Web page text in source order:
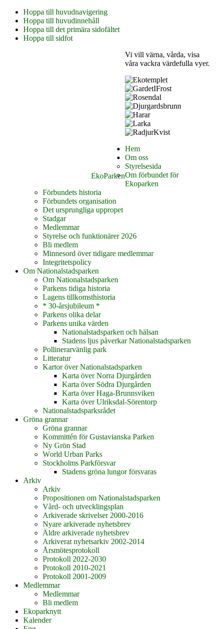
Hoppa till huvudnavigering
Hoppa till huvudinnehåll
Hoppa till det primära sidofältet
Hoppa till sidfot
EkoParken
Vi vill värna, vårda, visa
våra vackra värdefulla vyer.
Hem
Om oss
Styrelsesida
Om förbundet för
Ekoparken
Förbundets historia
Förbundets organisation
Det ursprungliga uppropet
Stadgar
Medlemmar
Styrelse och funktionärer 2026
Bli medlem
Minnesord över tidigare medlemmar
Integritetspolicy
Om Nationalstadsparken
Om Nationalstadsparken
Parkens tidiga historia
Lagens tillkomsthistoria
* 30-årsjubileum *
Parkens olika delar
Parkens unika värden
Nationalstadsparken och hälsan
Stadens ljus påverkar Nationalstadsparken
Pollinerarvänlig park
Litteratur
Kartor över Nationalstadsparken
Karta över Norra Djurgården
Karta över Södra Djurgården
Karta över Haga-Brunnsviken
Karta över Ulriksdal-Sörentorp
Nationalstadsparksrådet
Gröna grannar
Gröna grannar
Kommittén för Gustavianska Parken
Ny Grön Stad
World Urban Parks
Stockholms Parkförsvar
Stadens gröna lungor försvaras
Arkiv
Arkiv
Propositionen om Nationalstadsparken
Vård- och utvecklingsplan
Arkiverade skrivelser 2000-2016
Nyare arkiverade nyhetsbrev
Äldre arkiverade nyhetsbrev
Arkiverat nyhetsarkiv 2002-2014
Årsmötesprotokoll
Protokoll 2022-2030
Protokoll 2010-2021
Protokoll 2001-2009
Medlemmar
Medlemmar
Bli medlem
Ekoparknytt
Kalender